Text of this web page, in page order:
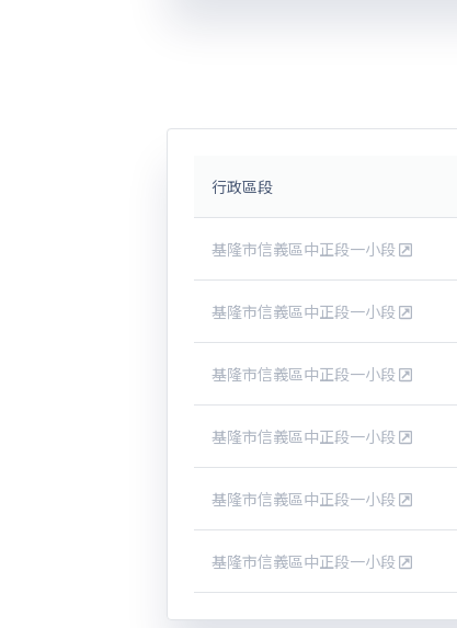
行政區段
基隆市信義區中正段一小段
基隆市信義區中正段一小段
基隆市信義區中正段一小段
基隆市信義區中正段一小段
基隆市信義區中正段一小段
基隆市信義區中正段一小段